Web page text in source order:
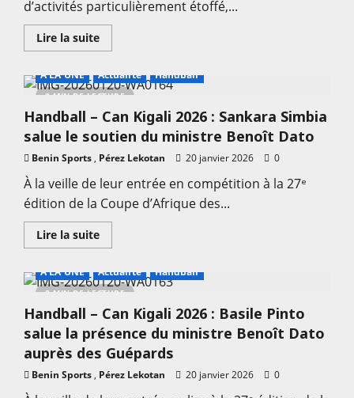
d’activités particulièrement étoffé,...
Lire la suiteEn
savoir
Basket-
ball
Une
saison
2026
et
sur
les
plans
et
international
2 MIN DE LECTURE
A LA UNE Actualité Handball
Handball – Can Kigali 2026 : Sankara Simbia
salue le soutien du ministre Benoît Dato
Benin Sports , Pérez Lekotan 20 janvier 2026 0
À la veille de leur entrée en compétition à la 27ᵉ
édition de la Coupe d’Afrique des...
Lire la suiteEn
savoir
Handball
–
Kigali
2026
:
Sankara
Simbia
le
2 MIN DE LECTURE
A LA UNE Actualité Handball
Handball – Can Kigali 2026 : Basile Pinto
salue la présence du ministre Benoît Dato
auprès des Guépards
Benin Sports , Pérez Lekotan 20 janvier 2026 0